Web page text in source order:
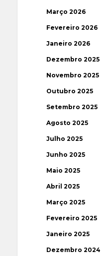
Março 2026
Fevereiro 2026
Janeiro 2026
Dezembro 2025
Novembro 2025
Outubro 2025
Setembro 2025
Agosto 2025
Julho 2025
Junho 2025
Maio 2025
Abril 2025
Março 2025
Fevereiro 2025
Janeiro 2025
Dezembro 2024